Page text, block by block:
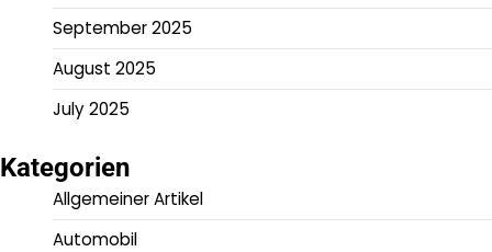
September 2025
August 2025
July 2025
Kategorien
Allgemeiner Artikel
Automobil